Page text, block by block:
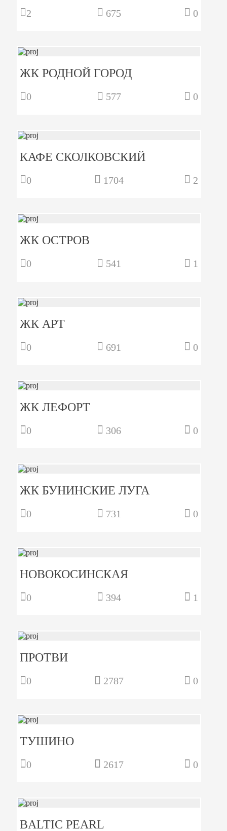
2 675 0
ЖК РОДНОЙ ГОРОД
0 577 0
КАФЕ СКОЛКОВСКИЙ
0 1704 2
ЖК ОСТРОВ
0 541 1
ЖК АРТ
0 691 0
ЖК ЛЕФОРТ
0 306 0
ЖК БУНИНСКИЕ ЛУГА
0 731 0
НОВОКОСИНСКАЯ
0 394 1
ПРОТВИ
0 2787 0
ТУШИНО
0 2617 0
BALTIC PEARL